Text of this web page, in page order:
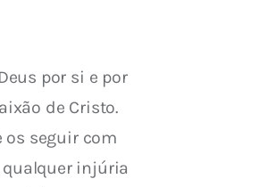
por si e por
de Cristo.
os seguir com
qualquer injúria